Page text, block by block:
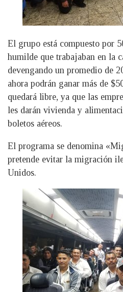
El grupo está compuesto por
humilde que trabajaban en la
devengando un promedio de
ahora podrán ganar más de
quedará libre, ya que las
les darán vivienda y
boletos aéreos.
El programa se denomina
pretende evitar la migración
Unidos.